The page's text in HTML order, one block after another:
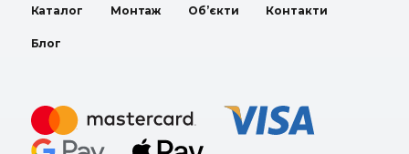
Каталог Монтаж Об’єкти Контакти
Блог